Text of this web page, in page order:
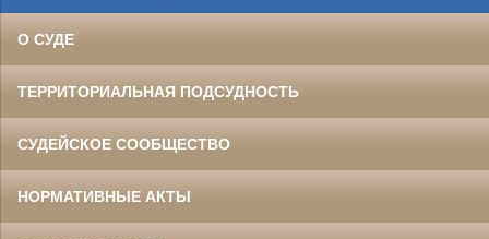
О СУДЕ
ТЕРРИТОРИАЛЬНАЯ ПОДСУДНОСТЬ
СУДЕЙСКОЕ СООБЩЕСТВО
НОРМАТИВНЫЕ АКТЫ